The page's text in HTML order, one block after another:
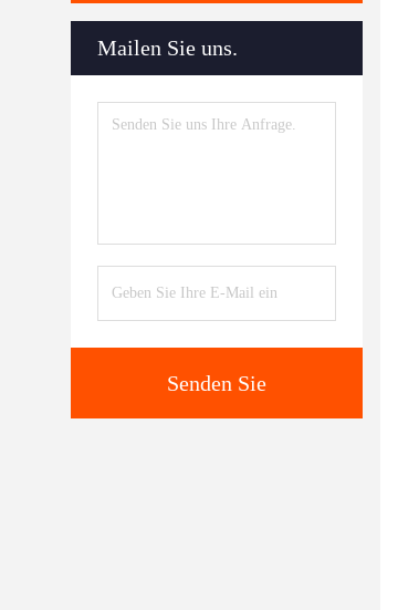
Mailen Sie uns.
Senden Sie